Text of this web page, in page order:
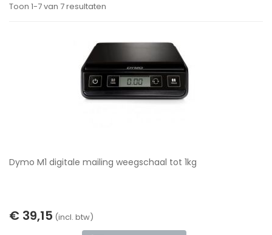
Toon 1-7 van 7 resultaten
Dymo M1 digitale mailing weegschaal tot 1kg
€ 39,15 (incl. btw)